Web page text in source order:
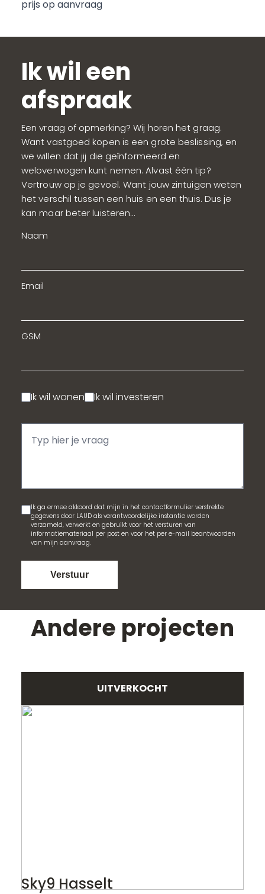
Investeren
Retail
Contact
prijs op aanvraag
Ik wil een
afspraak
Een vraag of opmerking? Wij horen het graag.
Want vastgoed kopen is een grote beslissing, en
we willen dat jij die geïnformeerd en
weloverwogen kunt nemen. Alvast één tip?
Vertrouw op je gevoel. Want jouw zintuigen weten
het verschil tussen een huis en een thuis. Dus je
kan maar beter luisteren…
Naam
Email
GSM
Ik wil wonen Ik wil investeren
Ik ga ermee akkoord dat mijn in het contactformulier verstrekte
gegevens door LAUD als verantwoordelijke instantie worden
verzameld, verwerkt en gebruikt voor het versturen van
informatiemateriaal per post en voor het per e-mail beantwoorden
van mijn aanvraag.
Verstuur
Andere projecten
UITVERKOCHT
Sky9 Hasselt